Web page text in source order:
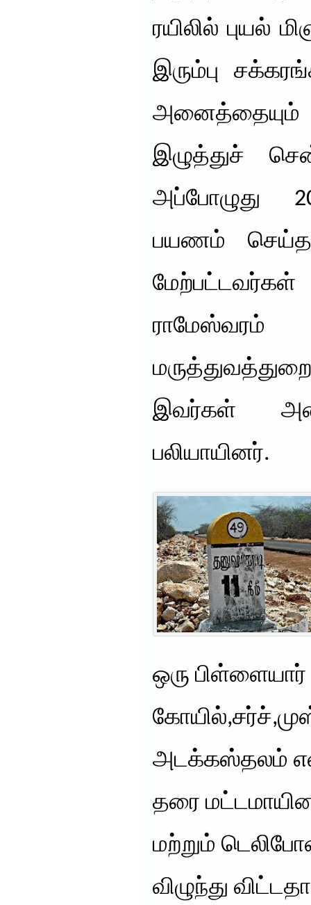
ரயிலில் புயல்
இரும்பு
இழுத்துச்
அப்போழுது
பயணம்
மேற்பட்டவர்கள்
இவர்கள்
பலியாயினர்.
ஒரு பிள்ளையார்
அடக்கஸ்தலம்
தரை
மற்றும்
விழுந்து